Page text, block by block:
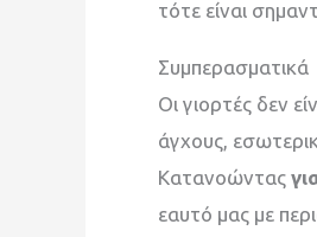
τότε είναι
Συμπερασματικά
Οι γιορτές δεν
άγχους,
Κατανοώντας
εαυτό μας με